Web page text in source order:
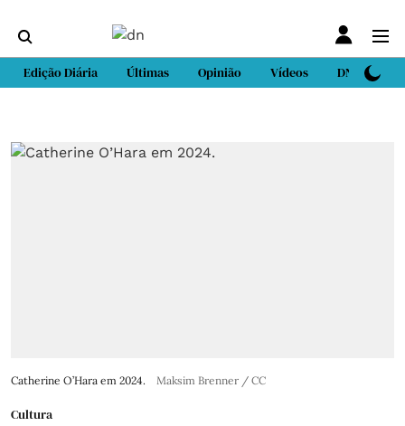
Edição Diária Últimas Opinião Vídeos DN Sport
Catherine O’Hara em 2024. Maksim Brenner / CC
Cultura